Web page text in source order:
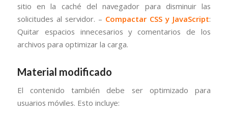
sitio en la caché del navegador para disminuir las
solicitudes al servidor. – Compactar CSS y JavaScript:
Quitar espacios innecesarios y comentarios de los
archivos para optimizar la carga.
Material modificado
El contenido también debe ser optimizado para
usuarios móviles. Esto incluye: